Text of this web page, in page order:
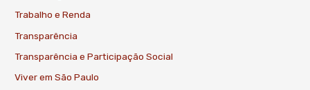
Trabalho e Renda
Transparência
Transparência e Participação Social
Viver em São Paulo